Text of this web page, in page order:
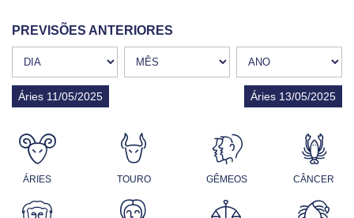
PREVISÕES ANTERIORES
Áries 11/05/2025 Áries 13/05/2025
ÁRIES TOURO GÊMEOS CÂNCER